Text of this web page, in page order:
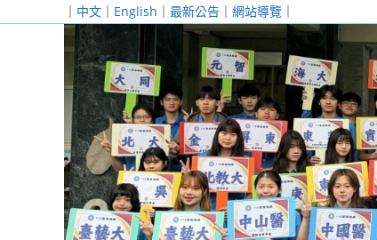
｜ 中文 ｜ English ｜ 最新公告 ｜ 網站導覽 ｜